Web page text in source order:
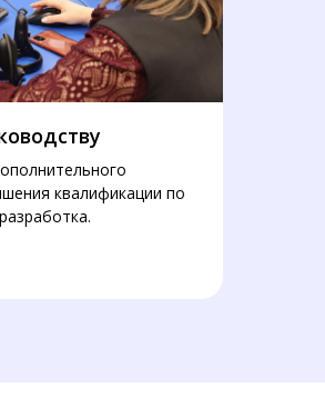
квалификации по